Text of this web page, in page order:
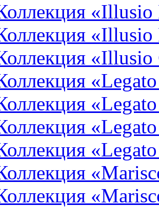
«Illusio
«Illusio
«Illusio